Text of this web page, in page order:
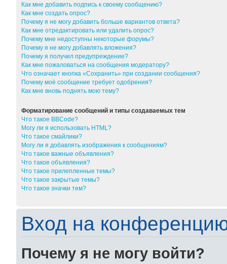
Как мне добавить подпись к своему сообщению?
Как мне создать опрос?
Почему я не могу добавить больше вариантов ответа?
Как мне отредактировать или удалить опрос?
Почему мне недоступны некоторые форумы?
Почему я не могу добавлять вложения?
Почему я получил предупреждение?
Как мне пожаловаться на сообщения модератору?
Что означает кнопка «Сохранить» при создании сообщения?
Почему моё сообщение требует одобрения?
Как мне вновь поднять мою тему?
Форматирование сообщений и типы создаваемых тем
Что такое BBCode?
Могу ли я использовать HTML?
Что такое смайлики?
Могу ли я добавлять изображения к сообщениям?
Что такое важные объявления?
Что такое объявления?
Что такое прилепленные темы?
Что такое закрытые темы?
Что такое значки тем?
Вход на
Почему я не могу войти?